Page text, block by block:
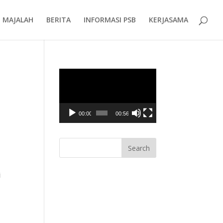
MAJALAH BERITA INFORMASI PSB KERJASAMA
00:00 00:56